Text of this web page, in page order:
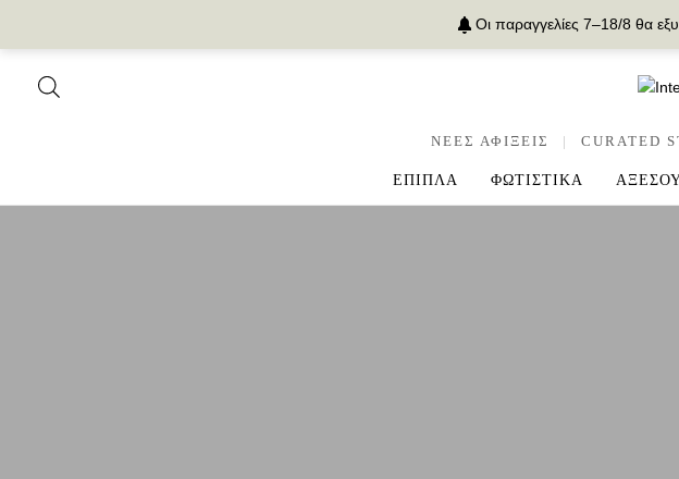
Οι παραγγελίες 7–18/8 θα
ΝΕΕΣ ΑΦΙΞΕΙΣ | CURATED
ΕΠΙΠΛΑ ΦΩΤΙΣΤΙΚΑ